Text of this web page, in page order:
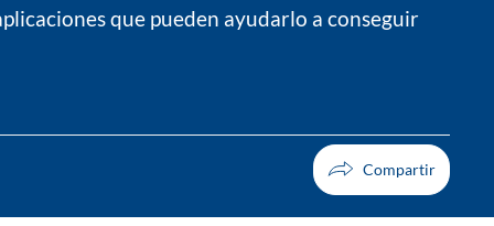
que pueden ayudarlo a conseguir